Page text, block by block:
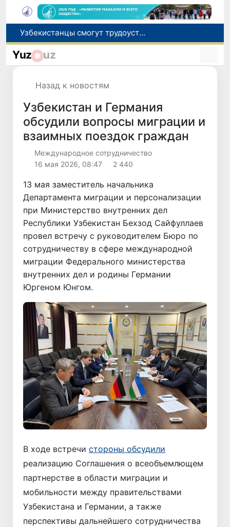
В шести городах Ташкентской области модернизируют систему общественного транспорта
В Узбекистане стартовал месячник Целей устойчивого развития
Yuz uz
Назад к новостям
Узбекистан и Германия
обсудили вопросы миграции и
взаимных поездок граждан
Международное сотрудничество
16 мая 2026, 08:47
2 440
13 мая заместитель начальника
Департамента миграции и персонализации
при Министерство внутренних дел
Республики Узбекистан Бехзод Сайфуллаев
провел встречу с руководителем Бюро по
сотрудничеству в сфере международной
миграции Федерального министерства
внутренних дел и родины Германии
Юргеном Юнгом.
В ходе встречи стороны обсудили
реализацию Соглашения о всеобъемлющем
партнерстве в области миграции и
мобильности между правительствами
Узбекистана и Германии, а также
перспективы дальнейшего сотрудничества